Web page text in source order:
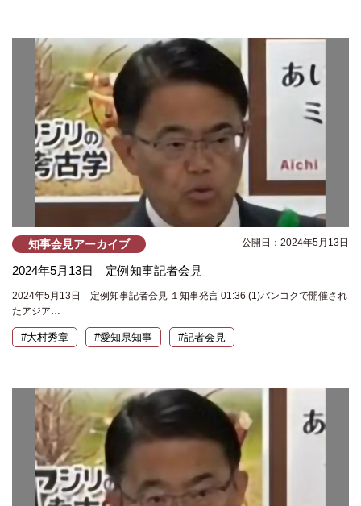
知事会見アーカイブ 公開日：2024年5月13日
2024年5月13日 定例知事記者会見
2024年5月13日 定例知事記者会見 １知事発言 01:36 (1)バンコクで開催され
たアジア…
#大村秀章 #愛知県知事 #記者会見